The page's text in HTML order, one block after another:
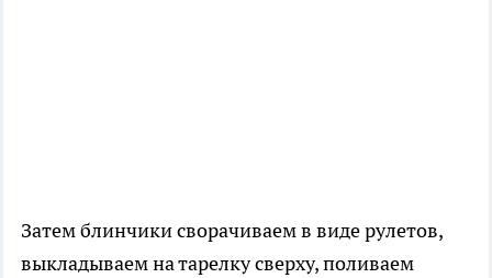
Затем блинчики сворачиваем в виде рулетов,
выкладываем на тарелку сверху, поливаем